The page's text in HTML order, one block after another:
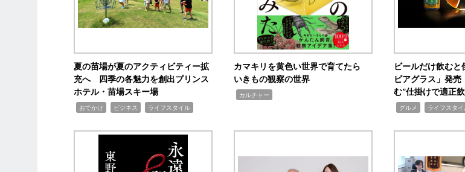
夏の苗場が夏のアクティビティー拡
充へ 四季の各魅力を創出プリンス
ホテル・苗場スキー場
おでかけ ビジネス ライフスタイル
カマキリを黄色い世界で育てたら
いきもの観察の世界
カルチャー
ビールだけ飲むと
ビアグラス」発
む”仕掛けで適正
グルメ ライフスタイ